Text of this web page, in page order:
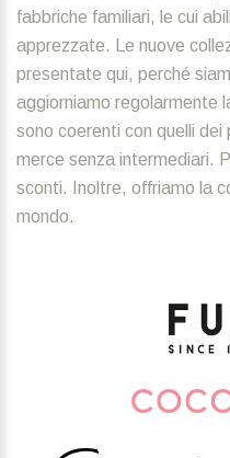
fabbriche familiari, le cui
apprezzate. Le nuove
presentate qui, perché
aggiorniamo regolarmente
sono coerenti con quelli
merce senza intermediari.
sconti. Inoltre, offriamo la
mondo.